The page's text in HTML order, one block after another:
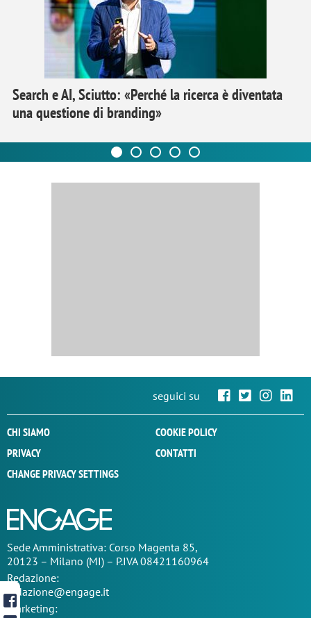
Search e AI, Sciutto: «Perché la ricerca è diventata
una questione di branding»
seguici su
CHI SIAMO
COOKIE POLICY
PRIVACY
CONTATTI
CHANGE PRIVACY SETTINGS
SedeAmministrativa: Corso Magenta 85,
20123 – Milano (MI) – P.IVA 08421160964
Redazione:
redazione@engage.it
Marketing: